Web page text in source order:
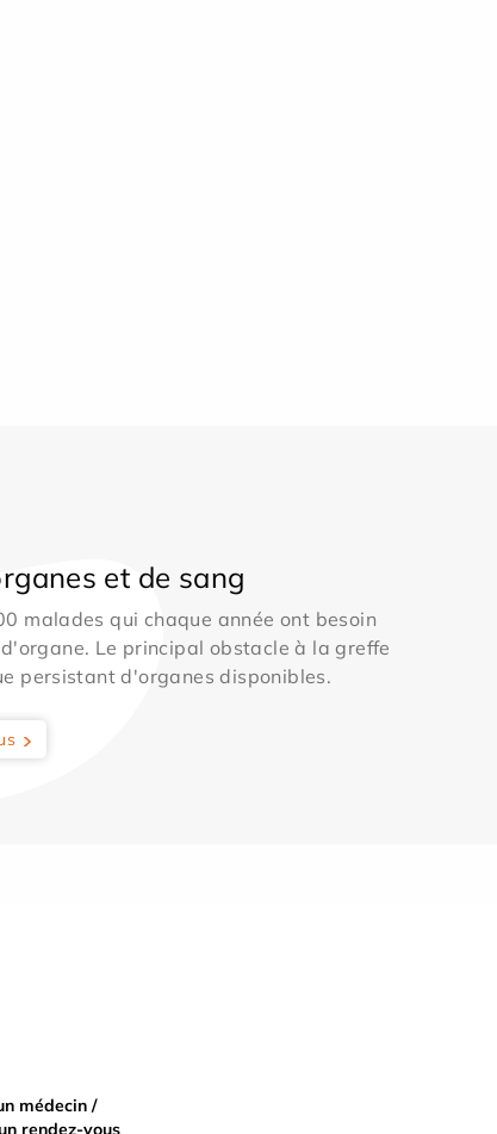
et de sang
malades qui chaque année ont besoin
Le principal obstacle à la greffe
persistant d'organes disponibles.
médecin /
rendez-vous